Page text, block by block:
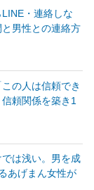
LINE・連絡しな
男性との連絡方
の人は信頼でき
頼関係を築き1
では浅い。男を成
あげまん女性が